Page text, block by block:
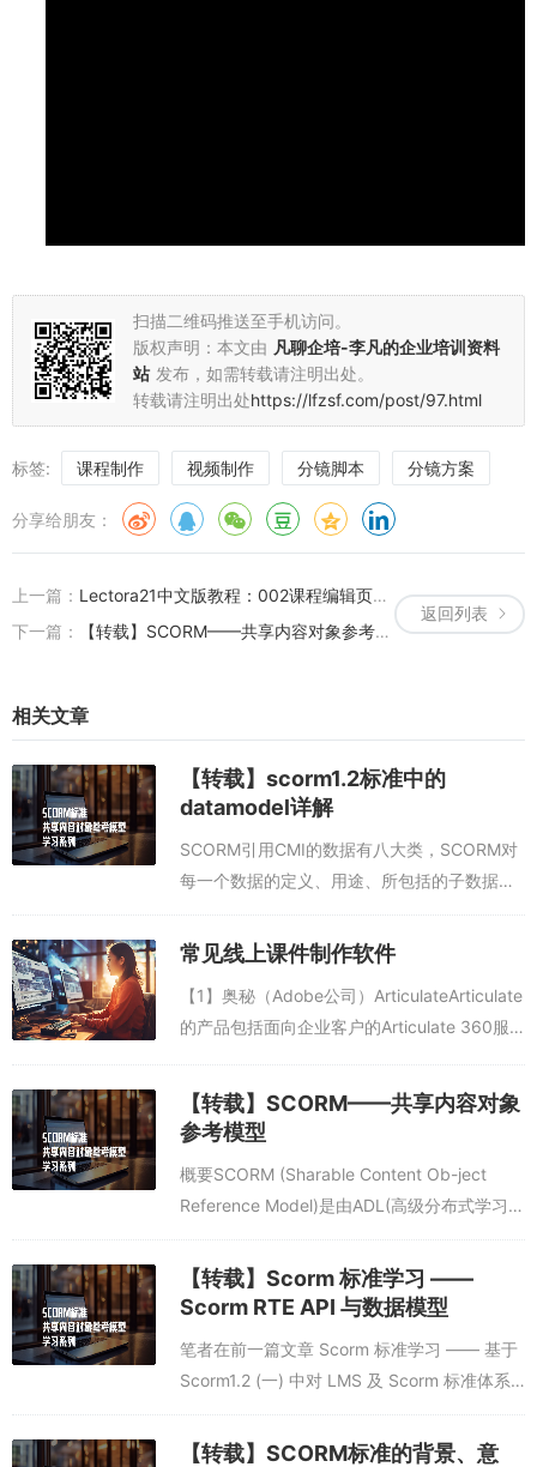
扫描二维码推送至手机访问。
版权声明：本文由 凡聊企培-李凡的企业培训资料
站 发布，如需转载请注明出处。
转载请注明出处https://lfzsf.com/post/97.html
标签: 课程制作 视频制作 分镜脚本 分镜方案
分享给朋友：
返回列表
上一篇： Lectora21中文版教程：002课程编辑页面（舞台功能和工具介绍）
下一篇：
【转载】SCORM——共享内容对象参考模型
相关文章
【转载】scorm1.2标准中的
datamodel详解
SCORM引用CMI的数据有八大类，SCORM对
每一个数据的定义、用途、所包括的子数据
项、输出数据格式、LMS引用数据的行为、
SCO使用的样例、支持的API函数、是否必
常见线上课件制作软件
【1】奥秘（Adobe公司）ArticulateArticulate
的产品包括面向企业客户的Articulate 360服
案。该公司的软件既支持提供现有培...
【转载】SCORM——共享内容对象
参考模型
概要SCORM (Sharable Content Ob-ject
Reference Model)是由ADL(高级分布式学习)
计划开发的，该计划最初由美国国防部于1997
年启动，是关于共享课件的创建...
【转载】Scorm 标准学习 ——
Scorm RTE API 与数据模型
笔者在前一篇文章 Scorm 标准学习 —— 基于
Scorm1.2 (一) 中对 LMS 及 Scorm 标准体系
结构做了介绍。这里将对 Scorm 运行时环境
(RTE) 进行...
【转载】SCORM标准的背景、意